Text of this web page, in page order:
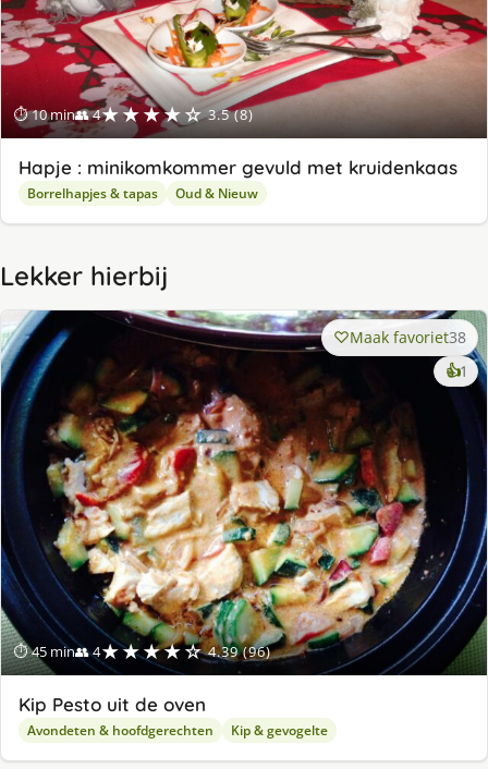
⏱ 10 min👥 4★★★★☆ 3.5 (8)
Hapje : minikomkommer gevuld met kruidenkaas
Borrelhapjes & tapas Oud & Nieuw
Lekker hierbij
⏱ 45 min👥 4★★★★☆ 4.39 (96)
Maak favoriet38
👍1
Kip Pesto uit de oven
Avondeten & hoofdgerechten Kip & gevogelte